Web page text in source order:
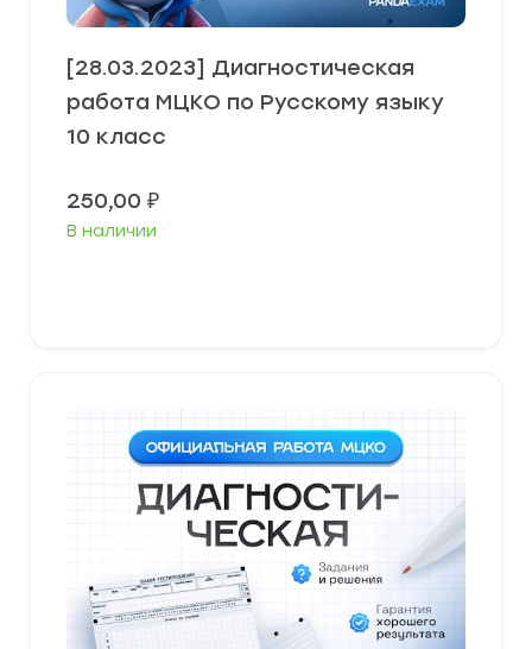
[28.03.2023] Диагностическая
работа МЦКО по Русскому языку
10 класс
250,00 ₽
В наличии